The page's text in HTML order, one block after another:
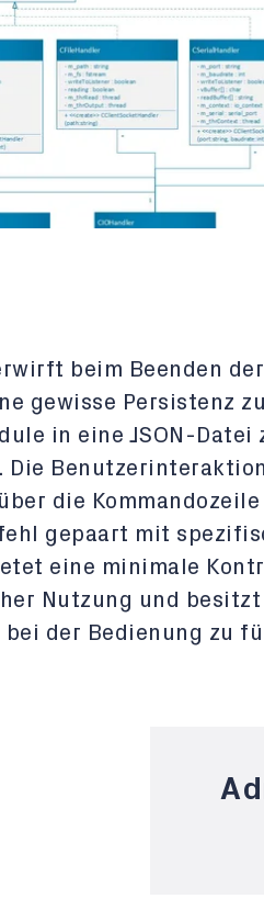
beim Beenden
gewisse Persistenz
in eine JSON-Datei
Die
die
gepaart mit
eine minimale
Nutzung und
der Bedienung zu